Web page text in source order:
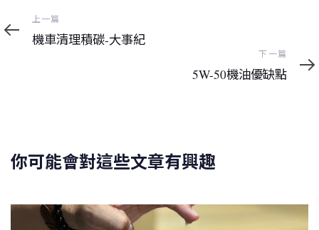
上
一
篇
上一篇
機車清理積碳-大事紀
一
篇
下一篇
5W-50機油優缺點
你可能會對這些文章有興趣